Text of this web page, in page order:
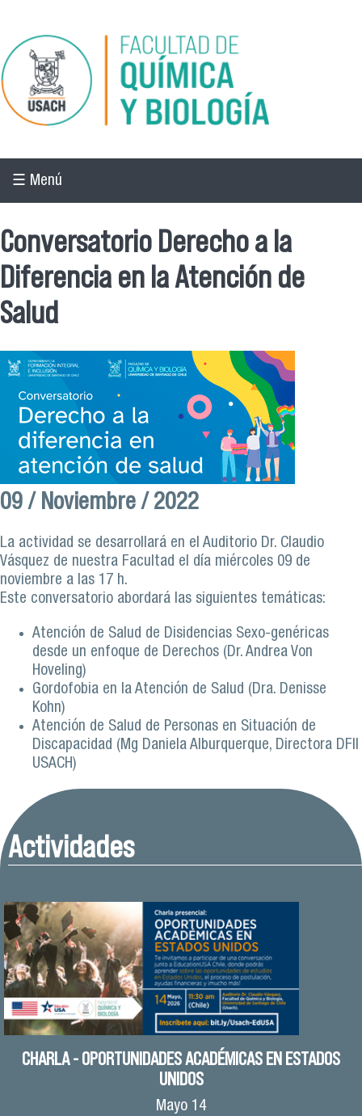
Pasar al contenido principal
☰ Menú
Conversatorio Derecho a la
Diferencia en la Atención de
Salud
09 / Noviembre / 2022
La actividad se desarrollará en el Auditorio Dr. Claudio
Vásquez de nuestra Facultad el día miércoles 09 de
noviembre a las 17 h.
Este conversatorio abordará las siguientes temáticas:
Atención de Salud de Disidencias Sexo-genéricas
desde un enfoque de Derechos (Dr. Andrea Von
Hoveling)
Gordofobia en la Atención de Salud (Dra. Denisse
Kohn)
Atención de Salud de Personas en Situación de
Discapacidad (Mg Daniela Alburquerque, Directora DFII
USACH)
Actividades
CHARLA - OPORTUNIDADES ACADÉMICAS EN ESTADOS
UNIDOS
Mayo 14